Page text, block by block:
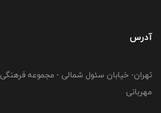
آدرس
تهران- خیابان سئول شمالی - مجموعه
مهربانی